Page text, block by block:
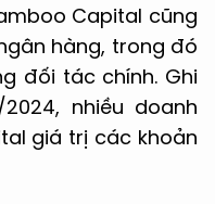
Capital cũng
hàng, trong đó
đối tác chính. Ghi
nhiều doanh
giá trị các khoản